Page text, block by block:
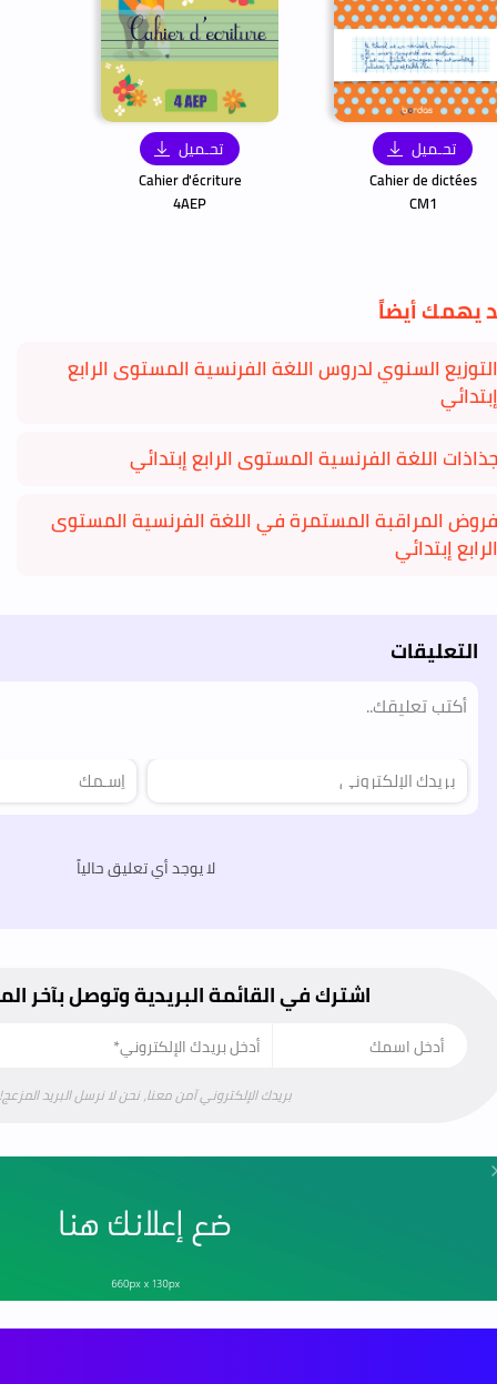
تحـميل
Cahier de dictées
CM1
تحـميل
Cahier d'écriture
4AEP
يهمك أيضاً
التوزيع السنوي لدروس اللغة الفرنسية المستوى الرابع
إبتدائي
جذاذات اللغة الفرنسية المستوى الرابع إبتدائي
فروض المراقبة المستمرة في اللغة الفرنسية المستوى
الرابع إبتدائي
التعليقات
لا يوجد أي تعليق حالياً
اشترك في القائمة البريدية وتوصل بآخر
بريدك الإلكتروني آمن معنا، نحن لا نرسل البريد المزعج!